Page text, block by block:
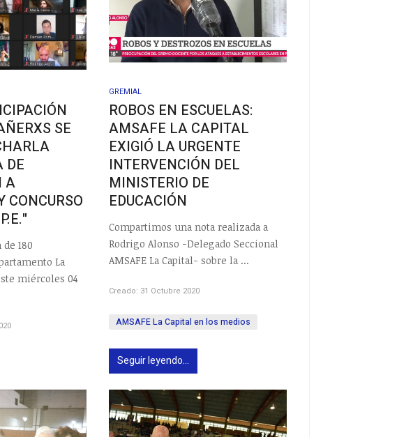
SE
DE
A
CONCURSO
180
La
miércoles 04
GREMIAL
ROBOS EN ESCUELAS:
AMSAFE LA CAPITAL
EXIGIÓ LA URGENTE
INTERVENCIÓN DEL
MINISTERIO DE
EDUCACIÓN
Compartimos una nota realizada a
Rodrigo Alonso -Delegado Seccional
AMSAFE La Capital- sobre la ...
Creado: 31 Octubre 2020
AMSAFE La Capital en los medios
Seguir leyendo...